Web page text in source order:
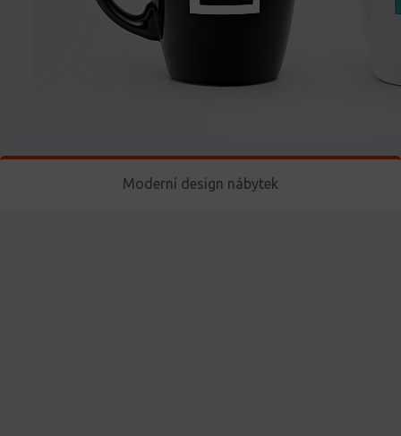
Moderní design nábytek